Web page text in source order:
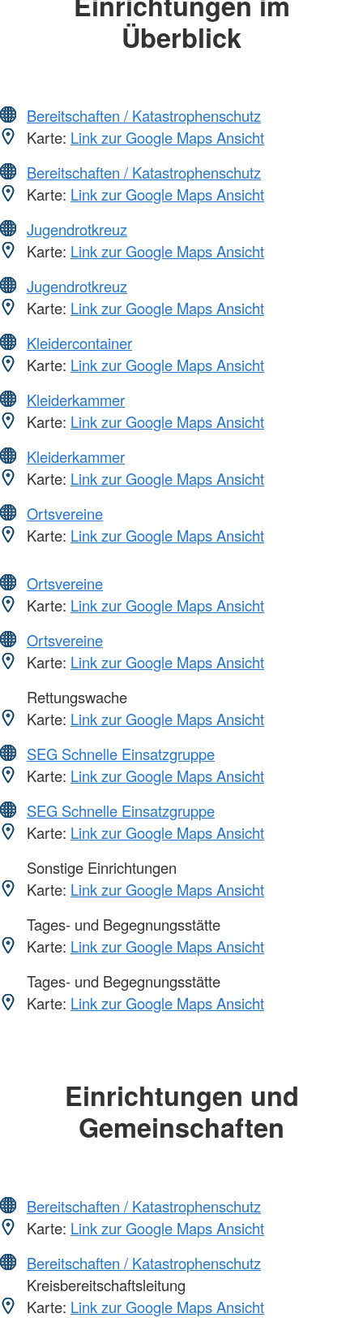
Überblick
Bereitschaften / Katastrophenschutz
Karte: Link zur Google Maps Ansicht
Bereitschaften / Katastrophenschutz
Karte: Link zur Google Maps Ansicht
Jugendrotkreuz
Karte: Link zur Google Maps Ansicht
Jugendrotkreuz
Karte: Link zur Google Maps Ansicht
Kleidercontainer
Karte: Link zur Google Maps Ansicht
Kleiderkammer
Karte: Link zur Google Maps Ansicht
Kleiderkammer
Karte: Link zur Google Maps Ansicht
Ortsvereine
Karte: Link zur Google Maps Ansicht
Ortsvereine
Karte: Link zur Google Maps Ansicht
Ortsvereine
Karte: Link zur Google Maps Ansicht
Rettungswache
Karte: Link zur Google Maps Ansicht
SEG Schnelle Einsatzgruppe
Karte: Link zur Google Maps Ansicht
SEG Schnelle Einsatzgruppe
Karte: Link zur Google Maps Ansicht
Sonstige Einrichtungen
Karte: Link zur Google Maps Ansicht
Tages- und Begegnungsstätte
Karte: Link zur Google Maps Ansicht
Tages- und Begegnungsstätte
Karte: Link zur Google Maps Ansicht
Einrichtungen und
Gemeinschaften
Bereitschaften / Katastrophenschutz
Karte: Link zur Google Maps Ansicht
Bereitschaften / Katastrophenschutz
Kreisbereitschaftsleitung
Karte: Link zur Google Maps Ansicht